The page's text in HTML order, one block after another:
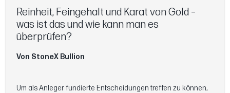
Reinheit, Feingehalt und Karat von Gold –
was ist das und wie kann man es
überprüfen?
Von StoneX Bullion
Um als Anleger fundierte Entscheidungen treffen zu können,